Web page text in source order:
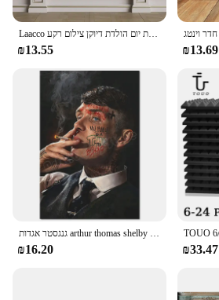
₪13.55 ₪13.69
גנגסטר אגדות arthur thomas shelby פורסטר דמות פוסטר דמות פוסטר בד ציור קיר אמנות תמונה סלון קישוט הבית קישוט הבית
₪16.20 ₪33.47